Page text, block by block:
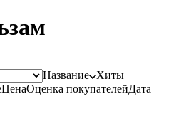
Название
Хиты
ЦенаОценка покупателейДата